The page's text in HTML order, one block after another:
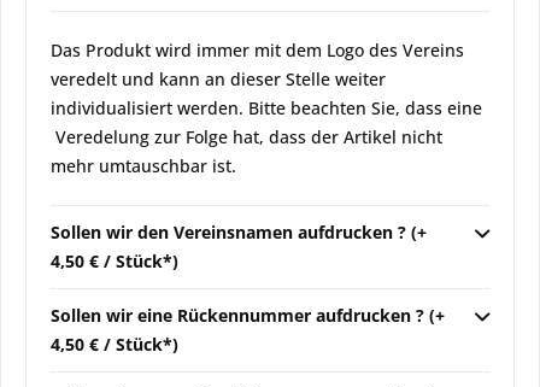
Das Produkt wird immer mit dem Logo des Vereins
veredelt und kann an dieser Stelle weiter
individualisiert werden. Bitte beachten Sie, dass eine
Veredelung zur Folge hat, dass der Artikel nicht
mehr umtauschbar ist.
Sollen wir den Vereinsnamen aufdrucken ? (+
4,50 € / Stück*)
Sollen wir eine Rückennummer aufdrucken ? (+
4,50 € / Stück*)